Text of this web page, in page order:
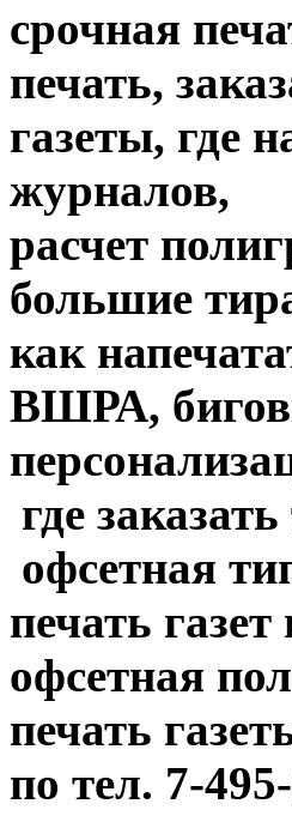
срочная
печать,
газеты, где
журналов,
расчет
большие
как
ВШРА,
где
офсетная
печать
офсетная
печать
по тел. 7-